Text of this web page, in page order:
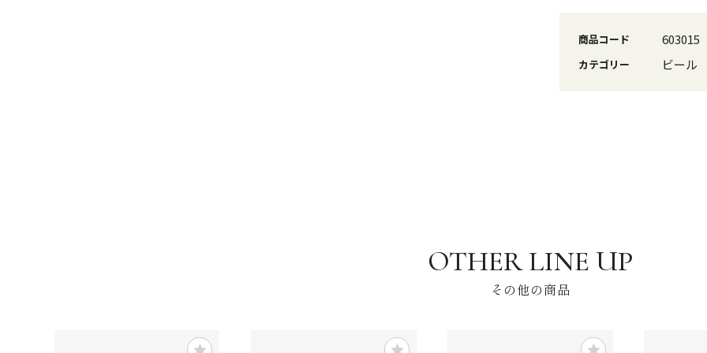
商品コード 603015
カテゴリー ビール
その他の商品